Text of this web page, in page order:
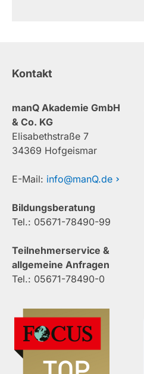
Kontakt
manQ Akademie GmbH
& Co. KG
Elisabethstraße 7
34369 Hofgeismar
E-Mail: info@manQ.de
Bildungsberatung
Tel.: 05671-78490-99
Teilnehmerservice &
allgemeine Anfragen
Tel.: 05671-78490-0